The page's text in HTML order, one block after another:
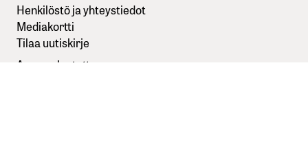
Henkilöstö ja yhteystiedot
Mediakortti
Tilaa uutiskirje
Anna palautetta